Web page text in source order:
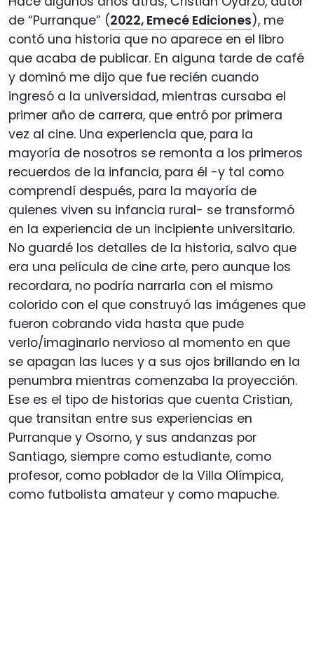
de “Purranque” (2022, Emecé Ediciones), me
contó una historia que no aparece en el libro
que acaba de publicar. En alguna tarde de café
y dominó me dijo que fue recién cuando
ingresó a la universidad, mientras cursaba el
primer año de carrera, que entró por primera
vez al cine. Una experiencia que, para la
mayoría de nosotros se remonta a los primeros
recuerdos de la infancia, para él -y tal como
comprendí después, para la mayoría de
quienes viven su infancia rural- se transformó
en la experiencia de un incipiente universitario.
No guardé los detalles de la historia, salvo que
era una película de cine arte, pero aunque los
recordara, no podría narrarla con el mismo
colorido con el que construyó las imágenes que
fueron cobrando vida hasta que pude
verlo/imaginarlo nervioso al momento en que
se apagan las luces y a sus ojos brillando en la
penumbra mientras comenzaba la proyección.
Ese es el tipo de historias que cuenta Cristian,
que transitan entre sus experiencias en
Purranque y Osorno, y sus andanzas por
Santiago, siempre como estudiante, como
profesor, como poblador de la Villa Olímpica,
como futbolista amateur y como mapuche.